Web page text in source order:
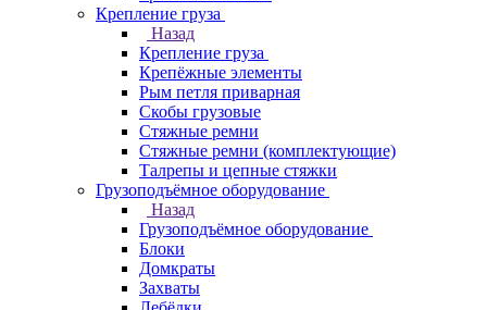
Крепление груза
Назад
Крепление груза
Крепёжные элементы
Рым петля приварная
Скобы грузовые
Стяжные ремни
Стяжные ремни (комплектующие)
Талрепы и цепные стяжки
Грузоподъёмное оборудование
Назад
Грузоподъёмное оборудование
Блоки
Домкраты
Захваты